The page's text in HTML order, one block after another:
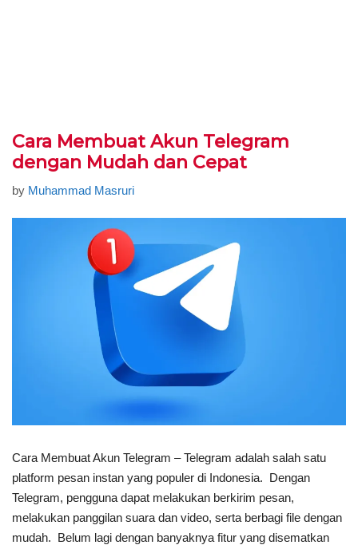
Cara Membuat Akun Telegram
dengan Mudah dan Cepat
by Muhammad Masruri
Cara Membuat Akun Telegram – Telegram adalah salah satu
platform pesan instan yang populer di Indonesia. Dengan
Telegram, pengguna dapat melakukan berkirim pesan,
melakukan panggilan suara dan video, serta berbagi file dengan
mudah. Belum lagi dengan banyaknya fitur yang disematkan